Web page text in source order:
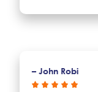
– John Robi